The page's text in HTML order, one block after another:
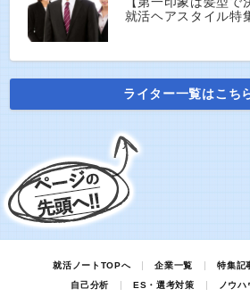
就活ヘアスタイル特
ライター一覧はこち
就活ノートTOPへ 企業一覧 特集記
自己分析
ES・選考対策 ノウハ